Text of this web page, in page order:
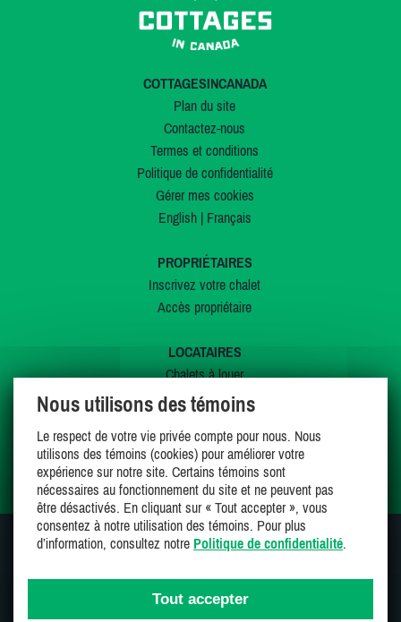
COTTAGESINCANADA
Plan du site
Contactez-nous
Termes et conditions
Politique de confidentialité
Gérer mes cookies
English| Français
PROPRIÉTAIRES
Inscrivez votre chalet
Accès propriétaire
LOCATAIRES
Chalets à louer
Chalets à vendre
Offres spéciales
Mes favoris
SUIVEZ-NOUS SUR
Nous utilisons des témoins
Le respect de votre vie privée compte pour nous. Nous
utilisons des témoins (cookies) pour améliorer votre
expérience sur notre site. Certains témoins sont
nécessaires au fonctionnement du site et ne peuvent pas
être désactivés. En cliquant sur « Tout accepter », vous
consentez à notre utilisation des témoins. Pour plus
d’information, consultez notre Politique de confidentialité.
Tout accepter